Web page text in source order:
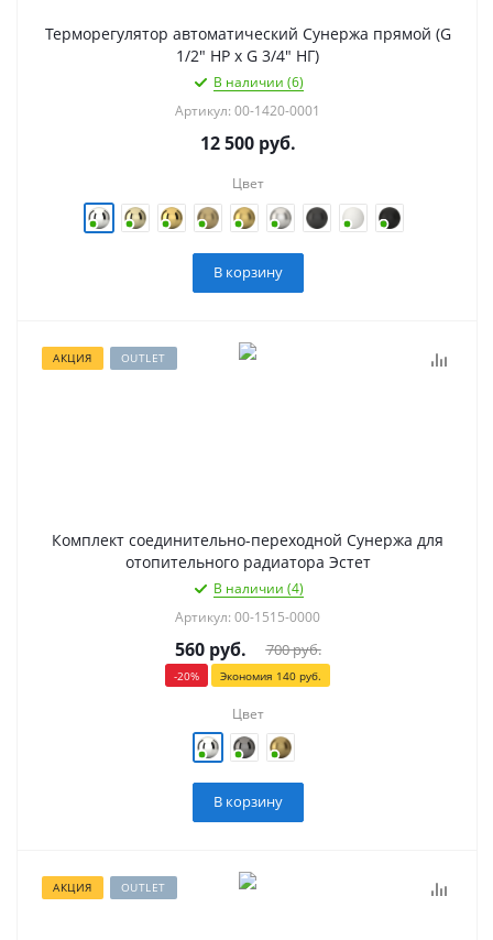
Терморегулятор автоматический Сунержа прямой (G
1/2" НР х G 3/4" НГ)
В наличии (6)
Артикул: 00-1420-0001
12 500руб.
Цвет
В корзину
АКЦИЯ OUTLET
Комплект соединительно-переходной Сунержа для
отопительного радиатора Эстет
В наличии (4)
Артикул: 00-1515-0000
560руб. 700руб.
-20% Экономия 140 руб.
Цвет
В корзину
АКЦИЯ OUTLET